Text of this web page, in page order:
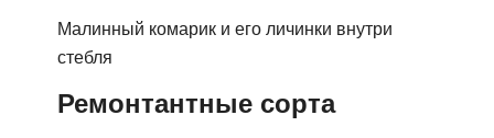
Малинный комарик и его личинки внутри
стебля
Ремонтантные сорта